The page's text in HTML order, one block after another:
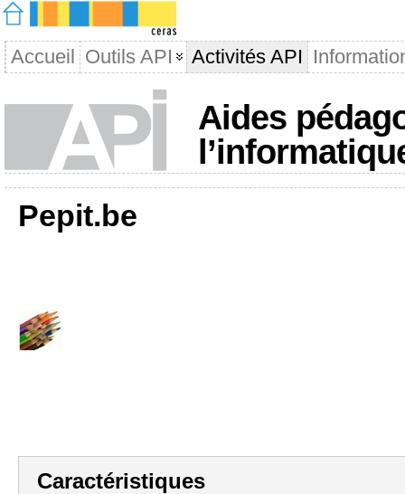
Accueil Outils API Activités API
Aides
Pepit.be
Caractéristiques